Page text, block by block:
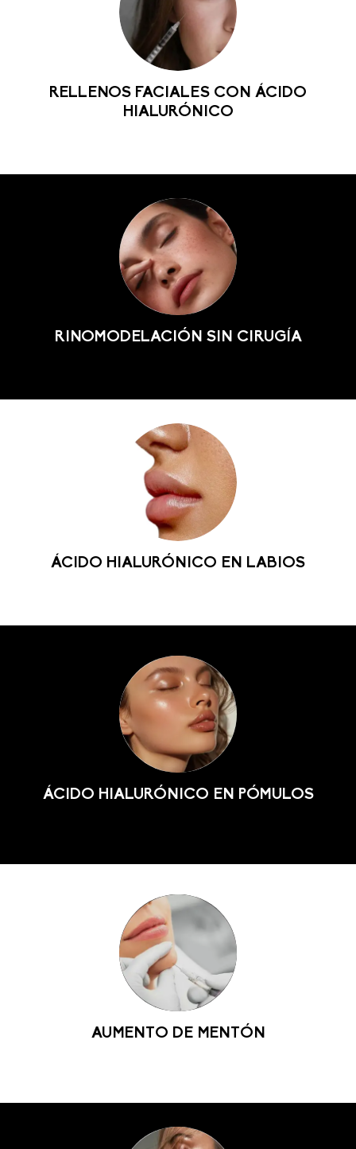
RELLENOS FACIALES CON ÁCIDO
HIALURÓNICO
RINOMODELACIÓN SIN CIRUGÍA
ÁCIDO HIALURÓNICO EN LABIOS
ÁCIDO HIALURÓNICO EN PÓMULOS
AUMENTO DE MENTÓN